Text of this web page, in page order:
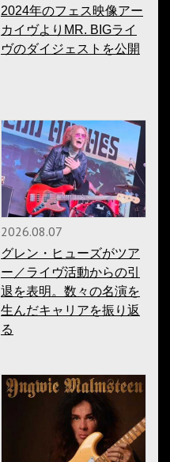
2024年のフェス映像アー
カイヴよりMR. BIGライ
ヴのダイジェストを公開
2026.08.07
グレン・ヒューズがツア
ー／ライヴ活動からの引
退を表明。数々の名演を
生んだキャリアを振り返
る